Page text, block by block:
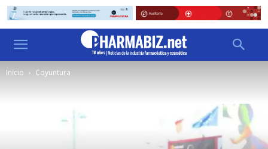
Inicio Coyuntura